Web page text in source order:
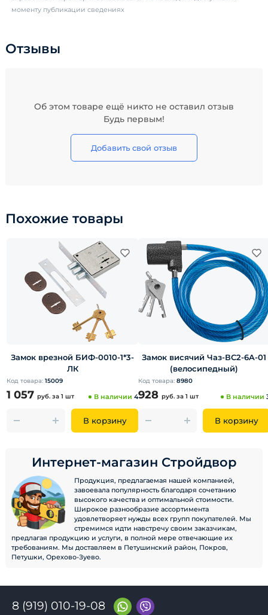
моменту публикации сведениях
Отзывы
Об этом товаре ещё никто не оставил отзыв
Будь первым!
Добавить свой отзыв
Похожие товары
Замок врезной БИФ-0010-1*3-
ЛК
Код товара: 15009
1 057 руб. за 1 шт В наличии 4
В корзину
Замок висячий Чаз-ВС2-6A-01
(велосипедный)
Код товара: 8980
928 руб. за 1 шт В наличии
В корзину
Интернет-магазин Стройдвор
Продукция, предлагаемая нашей компанией,
завоевала популярность благодаря сочетанию
высокого качества и оптимальной стоимости.
Широкое разнообразие ассортимента
удовлетворяет нужды всех групп покупателей. Мы
стремимся идти навстречу своим заказчикам,
предлагая продукцию и услуги, в полной мере отвечающие их
требованиям. Мы доставляем в Петушинский район, Покров,
Петушки, Орехово-Зуево.
8 (919) 010-19-08